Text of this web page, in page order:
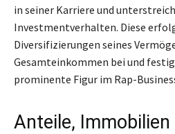
in seiner Karriere und
Investmentverhalten. Diese
Diversifizierungen seines
Gesamteinkommen bei und
prominente Figur im Rap-
Anteile, Immobilien